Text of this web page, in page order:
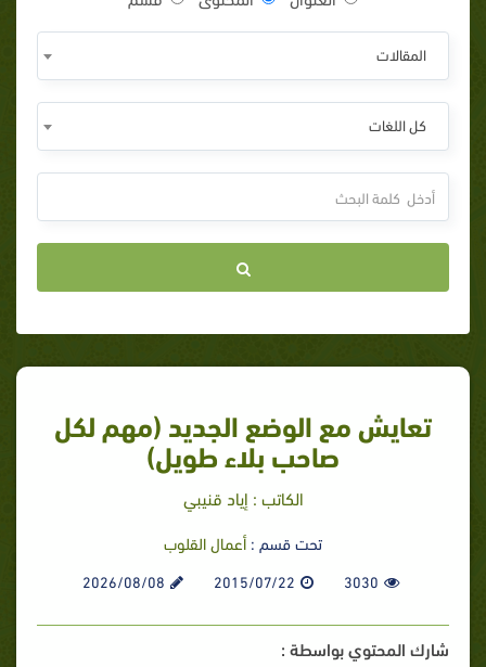
المقالات
كل اللغات
تعايش مع الوضع الجديد (مهم لكل
صاحب بلاء طويل)
الكاتب : إياد قنيبي
تحت قسم :أعمال القلوب
3030
2015/07/22
2026/08/08
شارك المحتوي بواسطة :